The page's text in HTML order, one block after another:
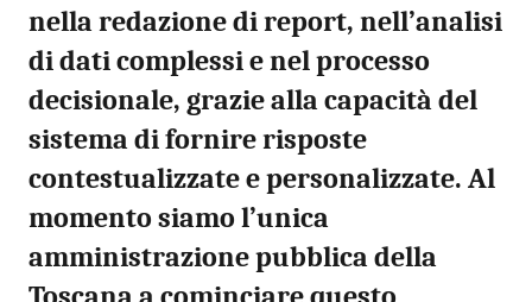
nella redazione di report, nell’analisi
di dati complessi e nel processo
decisionale, grazie alla capacità del
sistema di fornire risposte
contestualizzate e personalizzate. Al
momento siamo l’unica
amministrazione pubblica della